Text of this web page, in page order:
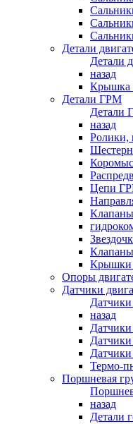
Детали
Детали
назад
Крышка
Детали ГРМ
Детали
назад
Ролики,
Цепи
Крышки
Опоры
Датчики
Датчики
назад
Датчики
Термо-
Поршневая
назад
Детали